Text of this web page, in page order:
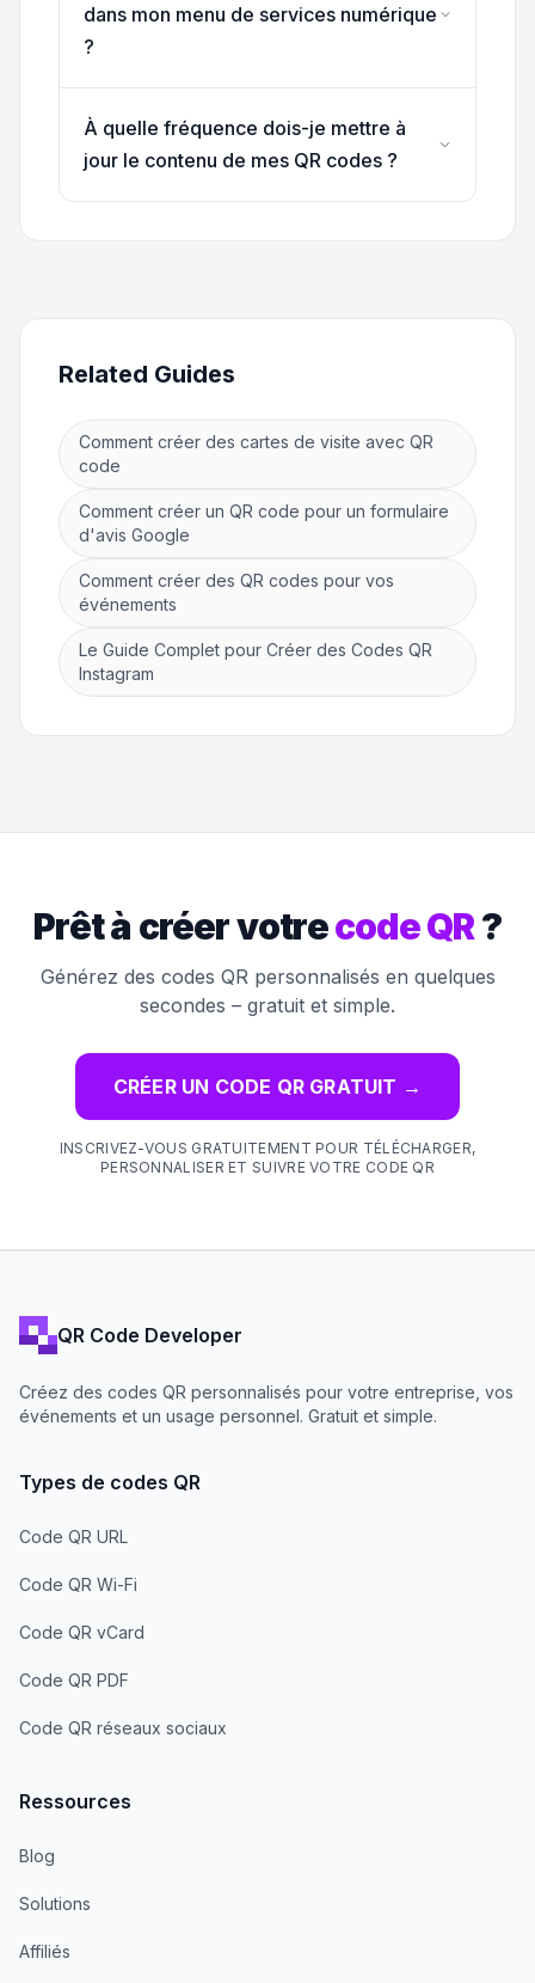
dans mon menu de services numérique
?
À quelle fréquence dois-je mettre à
jour le contenu de mes QR codes ?
Related Guides
Comment créer des cartes de visite avec QR
code
Comment créer un QR code pour un formulaire
d'avis Google
Comment créer des QR codes pour vos
événements
Le Guide Complet pour Créer des Codes QR
Instagram
Prêt à créer votrecode QR?
Générez des codes QR personnalisés en quelques
secondes – gratuit et simple.
CRÉER UN CODE QR GRATUIT →
INSCRIVEZ-VOUS GRATUITEMENT POUR TÉLÉCHARGER,
PERSONNALISER ET SUIVRE VOTRE CODE QR
QR Code Developer
Créez des codes QR personnalisés pour votre entreprise, vos
événements et un usage personnel. Gratuit et simple.
Types de codes QR
Code QR URL
Code QR Wi-Fi
Code QR vCard
Code QR PDF
Code QR réseaux sociaux
Ressources
Blog
Solutions
Affiliés